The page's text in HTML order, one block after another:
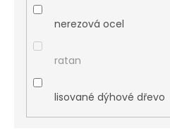
nerezová ocel
ratan
lisované dýhové dřevo